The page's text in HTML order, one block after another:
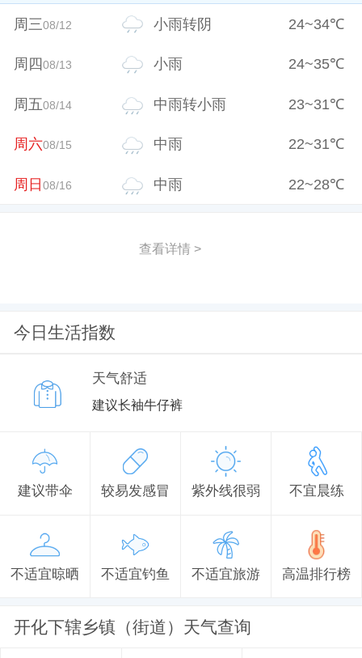
周三08/12 小雨转阴 24~34℃
周四08/13 小雨 24~35℃
周五08/14 中雨转小雨 23~31℃
周六08/15 中雨 22~31℃
周日08/16 中雨 22~28℃
查看详情 >
今日生活指数
天气舒适
建议长袖牛仔裤
建议带伞 较易发感冒 紫外线很弱 不宜晨练
不适宜晾晒 不适宜钓鱼 不适宜旅游 高温排行榜
开化下辖乡镇（街道）天气查询